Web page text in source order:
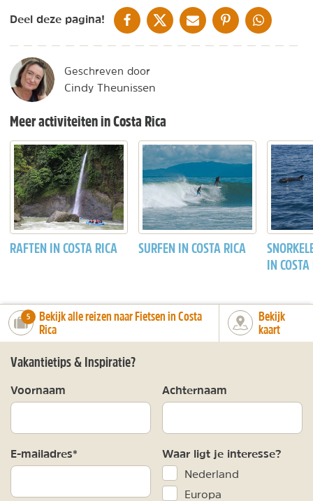
Deel deze pagina! DELEN OP FACEBOOK
DELEN OP XDELEN VIA DE MAIL
DELEN OP PINTEREST
DELEN OP
Geschreven door
Cindy Theunissen
Meer activiteiten in Costa Rica
RAFTEN IN COSTA RICA SURFEN IN COSTA RICA
IN
number_of_trips:
5
Bekijk alle reizen naar Fietsen in Costa
Rica
Bekijk
kaart
Vakantietips & Inspiratie?
Voornaam Achternaam
E-mailadres* Waar ligt je interesse?
Nederland
Europa